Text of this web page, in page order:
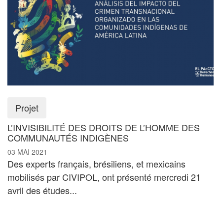
Projet
L’INVISIBILITÉ DES DROITS DE L’HOMME DES
COMMUNAUTÉS INDIGÈNES
03 MAI 2021
Des experts français, brésiliens, et mexicains
mobilisés par CIVIPOL, ont présenté mercredi 21
avril des études...